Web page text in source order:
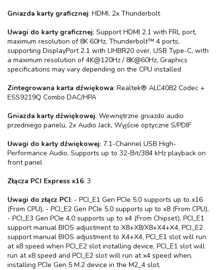
Gniazda karty graficznej: HDMI, 2x Thunderbolt
Uwagi do karty graficznej: Support HDMI 2.1 with FRL port,
maximum resolution of 8K 60Hz, Thunderbolt™ 4 ports,
supporting DisplayPort 2.1 with UHBR20 over, USB Type-C, with
a maximum resolution of 4K@120Hz / 8K@60Hz, Graphics
specifications may vary depending on the CPU installed
Zintegrowana karta dźwiękowa: Realtek® ALC4082 Codec +
ESS9219Q Combo DAC/HPA
Gniazda karty dźwiękowej: Wewnętrzne gniazdo audio
przedniego panelu, 2x Audio Jack, Wyjście optyczne S/PDIF
Uwagi do karty dźwiękowej: 7.1-Channel USB High-
Performance Audio, Supports up to 32-Bit/384 kHz playback on
front panel
Złącza PCI Express x16: 3
Uwagi do złącz PCI: - PCI_E1 Gen PCIe 5.0 supports up to x16
(From CPU), - PCI_E2 Gen PCIe 5.0 supports up to x8 (From CPU),
- PCI_E3 Gen PCIe 4.0 supports up to x4 (From Chipset), PCI_E1
support manual BIOS adjustment to X8+X8/X8+X4+X4, PCI_E2
support manual BIOS adjustment to X4+X4, PCI_E1 slot will run
at x8 speed when PCI_E2 slot installing device, PCI_E1 slot will
run at x8 speed and PCI_E2 slot will run at x4 speed when,
installing PCIe Gen 5 M.2 device in the M2_4 slot.